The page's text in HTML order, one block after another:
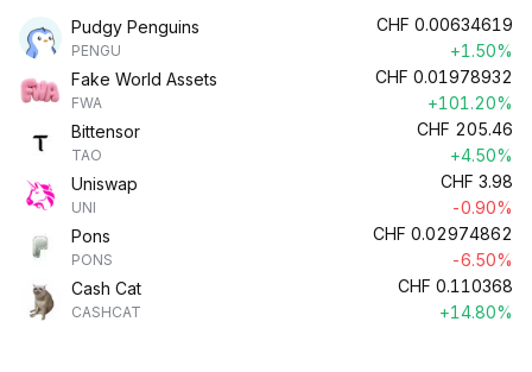
Pudgy Penguins
PENGU
CHF 0.00634619
+1.50%
Fake World Assets
FWA
CHF 0.01978932
+101.20%
Bittensor
TAO
CHF 205.46
+4.50%
Uniswap
UNI
CHF 3.98
-0.90%
Pons
PONS
CHF 0.02974862
-6.50%
Cash Cat
CASHCAT
CHF 0.110368
+14.80%